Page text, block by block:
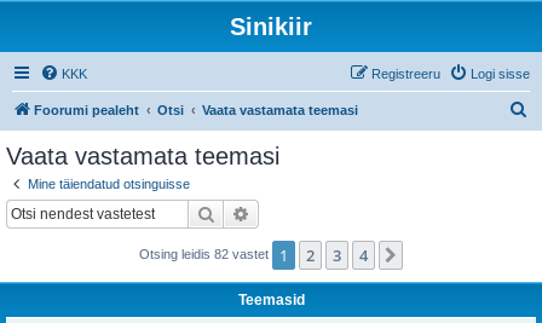
Sinikiir
KKK Logi sisse
Registreeru
Foorumi pealeht Otsi Vaata vastamata teemasi
Vaata vastamata teemasi
Mine täiendatud otsinguisse
Otsi
Otsing leidis 82 vastet 1 2 3 4
Teemasid